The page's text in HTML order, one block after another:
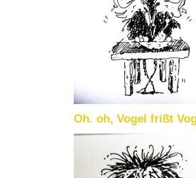
Oh. oh, Vogel frißt